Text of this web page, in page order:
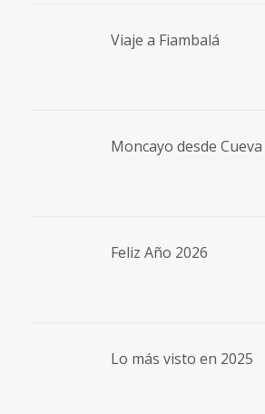
Viaje a Fiambalá
Moncayo desde
Feliz Año 2026
Lo más visto en 2025